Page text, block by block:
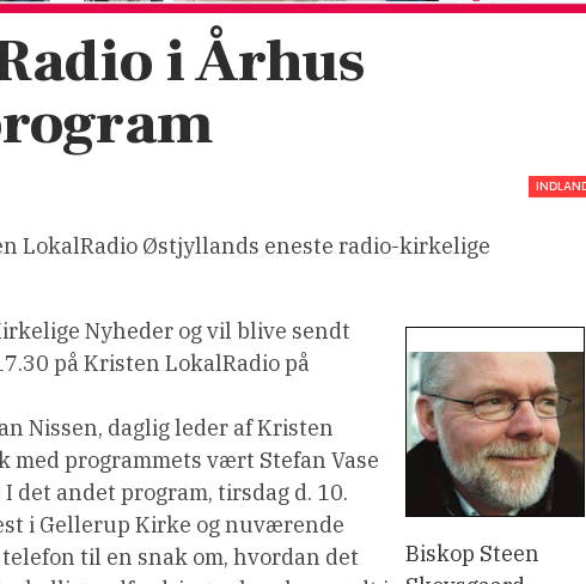
i Århus
LokalRadio Østjyllands eneste radio-kirkelige
Biskop Steen
Nyheder og vil blive sendt
på Kristen LokalRadio på
Nissen, daglig leder af Kristen
med programmets vært Stefan Vase
det andet program, tirsdag d. 10.
i Gellerup Kirke og nuværende
til en snak om, hvordan det